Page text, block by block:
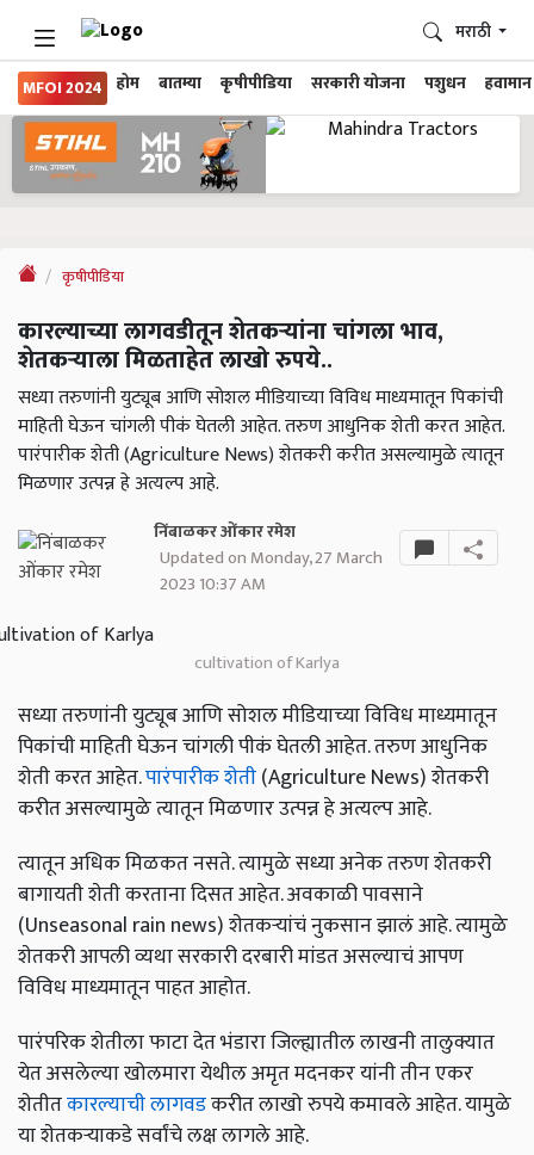
MFOI 2024 होम बातम्या कृषीपीडिया सरकारी योजना पशुधन हवामान
मराठी
कृषीपीडिया
कारल्याच्या लागवडीतून शेतकऱ्यांना चांगला भाव,
शेतकऱ्याला मिळताहेत लाखो रुपये..
सध्या तरुणांनी युट्यूब आणि सोशल मीडियाच्या विविध माध्यमातून पिकांची
माहिती घेऊन चांगली पीकं घेतली आहेत. तरुण आधुनिक शेती करत आहेत.
पारंपारीक शेती (Agriculture News) शेतकरी करीत असल्यामुळे त्यातून
मिळणार उत्पन्न हे अत्यल्प आहे.
निंबाळकर ओंकार रमेश
Updated on Monday, 27 March
2023 10:37 AM
cultivation of Karlya
सध्या तरुणांनी युट्यूब आणि सोशल मीडियाच्या विविध माध्यमातून
पिकांची माहिती घेऊन चांगली पीकं घेतली आहेत. तरुण आधुनिक
शेती करत आहेत.पारंपारीक शेती(Agriculture News) शेतकरी
करीत असल्यामुळे त्यातून मिळणार उत्पन्न हे अत्यल्प आहे.
त्यातून अधिक मिळकत नसते. त्यामुळे सध्या अनेक तरुण शेतकरी
बागायती शेती करताना दिसत आहेत. अवकाळी पावसाने
(Unseasonal rain news) शेतकऱ्यांचं नुकसान झालं आहे. त्यामुळे
शेतकरी आपली व्यथा सरकारी दरबारी मांडत असल्याचं आपण
विविध माध्यमातून पाहत आहोत.
पारंपरिक शेतीला फाटा देत भंडारा जिल्ह्यातील लाखनी तालुक्यात
येत असलेल्या खोलमारा येथील अमृत मदनकर यांनी तीन एकर
शेतीतकारल्याची लागवडकरीत लाखो रुपये कमावले आहेत. यामुळे
या शेतकऱ्याकडे सर्वांचे लक्ष लागले आहे.